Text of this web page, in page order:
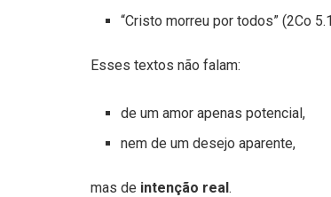
“Cristo morreu por todos” (2Co
Esses textos não falam:
de um amor apenas potencial,
nem de um desejo aparente,
mas de intenção real.